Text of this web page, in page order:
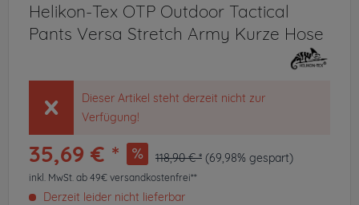
Helikon-Tex OTP Outdoor Tactical
Pants Versa Stretch Army Kurze Hose
Dieser Artikel steht derzeit nicht zur
Verfügung!
35,69 € * 118,90 € * (69,98% gespart)
inkl. MwSt. ab 49€ versandkostenfrei**
Derzeit leider nicht lieferbar